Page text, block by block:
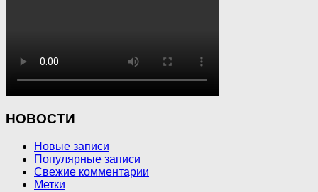
НОВОСТИ
Новые записи
Популярные записи
Свежие комментарии
Метки